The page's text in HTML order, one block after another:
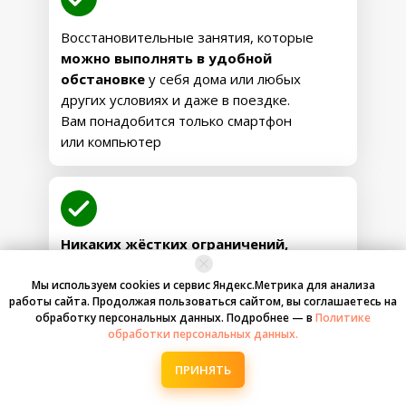
Восстановительные занятия, которые
можно выполнять в удобной
обстановке у себя дома или любых
других условиях и даже в поездке.
Вам понадобится только смартфон
или компьютер
Никаких жёстких ограничений,
трудновыполнимых упражнений, аптечной
химии и болезненных процедур
Только безопасные упражнения,
• Полное переключение холестерина на
«строительные» задачи, ускорение
• Исчезновение хронических
воспалительных процессов, устранение
болей, снижение риска новых спазмов
• Повышение жизненной активности,
уверенности в теле
ПРЕДОТВРАЩАЕМ ВОЗНИКНОВЕНИЕ
СТАБИЛИЗАЦИЯ ЖЕЛЧЕГОНИКИ
• Восстановление оттока желчи,
налаживание работы желчного пузыря и
протоков
• Возвращение к устойчивой норме
холестерина, АЛТ, АСТ, гомоцистеина,
• Запуск системы саморегуляции,
Мы используем cookies и сервис Яндекс.Метрика для анализа
работы сайта. Продолжая пользоваться сайтом, вы соглашаетесь на
обработку персональных данных. Подробнее — в Политике
обработки персональных данных.
ПРИНЯТЬ